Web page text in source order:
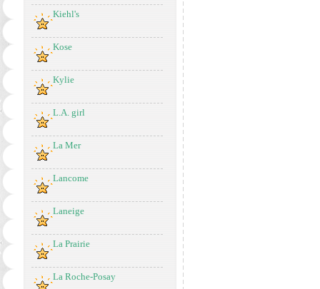
Kiehl's
Kose
Kylie
L.A. girl
La Mer
Lancome
Laneige
La Prairie
La Roche-Posay